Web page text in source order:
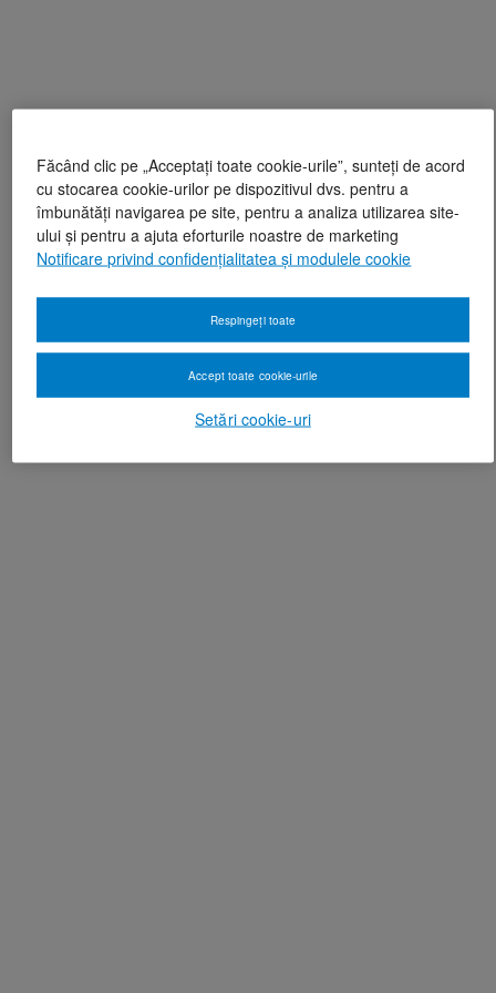
Făcând clic pe „Acceptați toate cookie-urile”, sunteți de acord
cu stocarea cookie-urilor pe dispozitivul dvs. pentru a
îmbunătăți navigarea pe site, pentru a analiza utilizarea site-
ului și pentru a ajuta eforturile noastre de marketing
Notificare privind confidențialitatea și modulele cookie
Setări cookie-uri
Respingeți toate
Accept toate cookie-urile